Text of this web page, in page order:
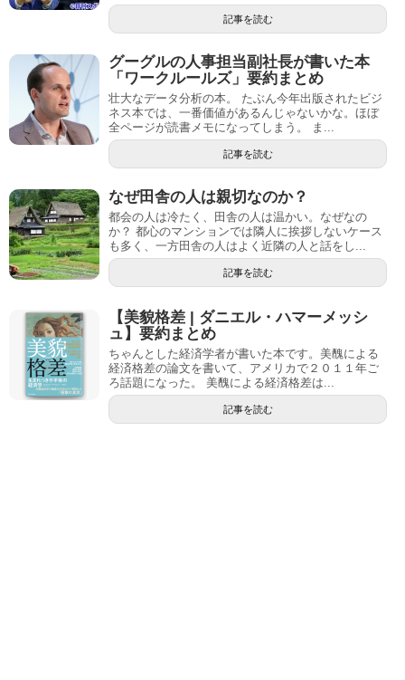
記事を読む
グーグルの人事担当副社長が書いた本
「ワークルールズ」要約まとめ
壮大なデータ分析の本。 たぶん今年出版されたビジ
ネス本では、一番価値があるんじゃないかな。ほぼ
全ページが読書メモになってしまう。 ま...
記事を読む
なぜ田舎の人は親切なのか？
都会の人は冷たく、田舎の人は温かい。なぜなの
か？ 都心のマンションでは隣人に挨拶しないケース
も多く、一方田舎の人はよく近隣の人と話をし...
記事を読む
【美貌格差 | ダニエル・ハマーメッシ
ュ】要約まとめ
ちゃんとした経済学者が書いた本です。美醜による
経済格差の論文を書いて、アメリカで２０１１年ご
ろ話題になった。 美醜による経済格差は...
記事を読む